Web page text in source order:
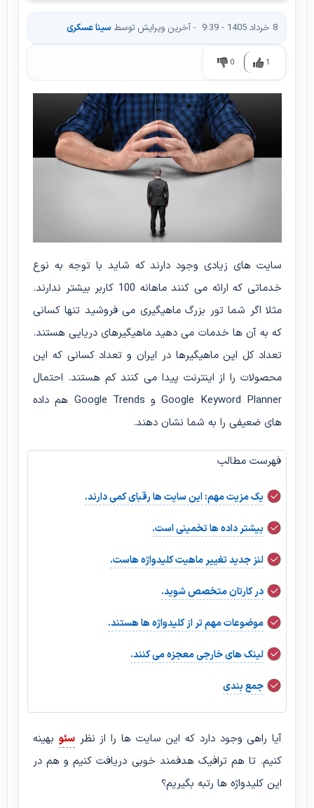
8 خرداد 1405 - 9:39 - آخرین ویرایش توسط سینا عسکری
1
0
سایت های زیادی وجود دارند که شاید با توجه به نوع
خدماتی که ارائه می کنند ماهانه 100 کاربر بیشتر ندارند.
مثلا اگر شما تور بزرگ ماهیگیری می فروشید تنها کسانی
که به آن ها خدمات می دهید ماهیگیرهای دریایی هستند.
تعداد کل این ماهیگیرها در ایران و تعداد کسانی که این
محصولات را از اینترنت پیدا می کنند کم هستند. احتمال
Google Keyword Planner و Google Trends هم داده
های ضعیفی را به شما نشان دهند.
فهرست مطالب
یک مزیت مهم: این سایت ها رقبای کمی دارند.
بیشتر داده ها تخمینی است.
لنز جدید تغییر ماهیت کلیدواژه هاست.
در کارتان متخصص شوید.
موضوعات مهم تر از کلیدواژه ها هستند.
لینک های خارجی معجزه می کنند.
جمع بندی
آیا راهی وجود دارد که این سایت ها را از نظرسئو بهینه
کنیم. تا هم ترافیک هدفمند خوبی دریافت کنیم و هم در
این کلیدواژه ها رتبه بگیریم؟